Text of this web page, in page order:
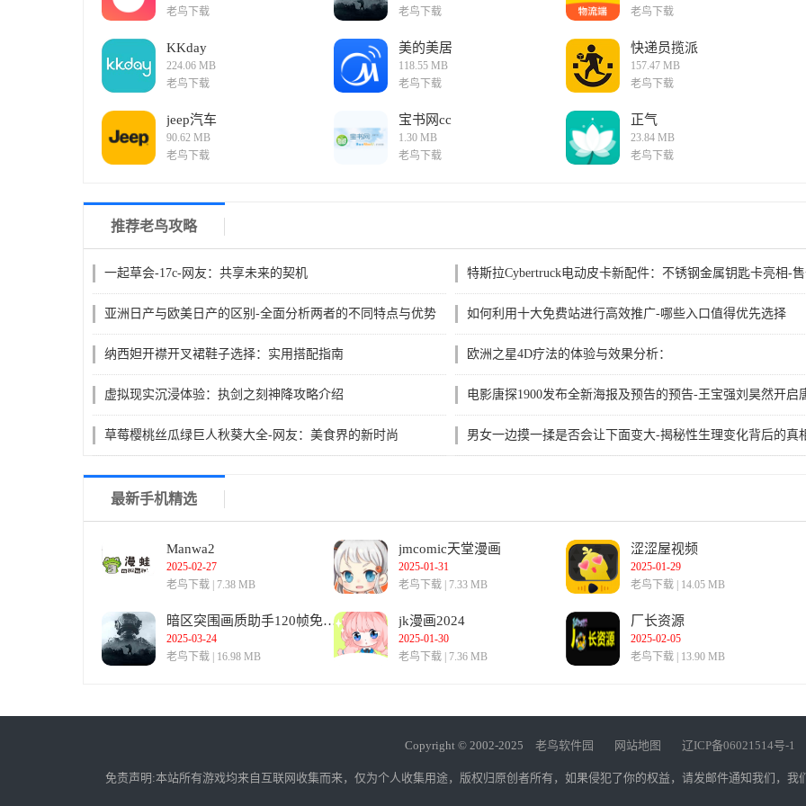
老鸟下载
老鸟下载
老鸟下载
KKday
224.06 MB
老鸟下载
美的美居
118.55 MB
老鸟下载
快递员揽派
157.47 MB
老鸟下载
jeep汽车
90.62 MB
老鸟下载
宝书网cc
1.30 MB
老鸟下载
正气
23.84 MB
老鸟下载
推荐老鸟攻略
一起草会-17c-网友：共享未来的契机
特斯拉Cybertruck电动皮卡新配件：不锈钢金属钥匙卡亮相-
438元起
亚洲日产与欧美日产的区别-全面分析两者的不同特点与优势
如何利用十大免费站进行高效推广-哪些入口值得优先选择
纳西妲开襟开叉裙鞋子选择：实用搭配指南 欧洲之星4D疗法的体验与效果分析：
虚拟现实沉浸体验：执剑之刻神降攻略介绍
电影唐探1900发布全新海报及预告的预告-王宝强刘昊然开启
探系列前传
草莓樱桃丝瓜绿巨人秋葵大全-网友：美食界的新时尚
男女一边摸一揉是否会让下面变大-揭秘性生理变化背后的真
最新手机精选
Manwa2
2025-02-27
老鸟下载 | 7.38 MB
jmcomic天堂漫画
2025-01-31
老鸟下载 | 7.33 MB
涩涩屋视频
2025-01-29
老鸟下载 | 14.05 MB
暗区突围画质助手120帧免费版
2025-03-24
老鸟下载 | 16.98 MB
jk漫画2024
2025-01-30
老鸟下载 | 7.36 MB
厂长资源
2025-02-05
老鸟下载 | 13.90 MB
Copyright © 2002-2025 老鸟软件园 网站地图 辽ICP备06021514号-1
免责声明:本站所有游戏均来自互联网收集而来，仅为个人收集用途，版权归原创者所有，如果侵犯了你的权益，请发邮件通知我们，